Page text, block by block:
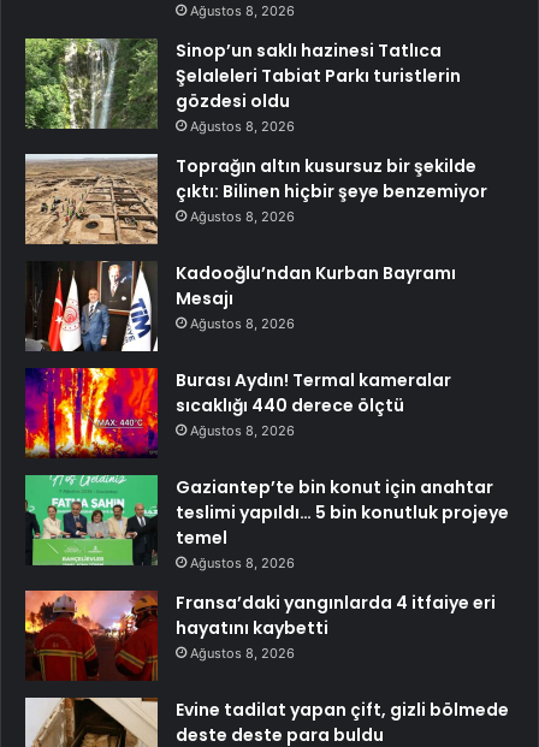
Ağustos 8, 2026
Sinop’un saklı hazinesi Tatlıca
Şelaleleri Tabiat Parkı turistlerin
gözdesi oldu
Ağustos 8, 2026
Toprağın altın kusursuz bir şekilde
çıktı: Bilinen hiçbir şeye benzemiyor
Ağustos 8, 2026
Kadooğlu’ndan Kurban Bayramı
Mesajı
Ağustos 8, 2026
Burası Aydın! Termal kameralar
sıcaklığı 440 derece ölçtü
Ağustos 8, 2026
Gaziantep’te bin konut için anahtar
teslimi yapıldı… 5 bin konutluk projeye
temel
Ağustos 8, 2026
Fransa’daki yangınlarda 4 itfaiye eri
hayatını kaybetti
Ağustos 8, 2026
Evine tadilat yapan çift, gizli bölmede
deste deste para buldu